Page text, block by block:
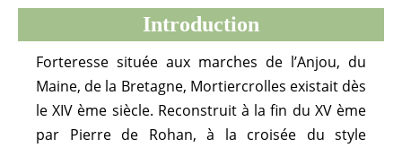
Introduction
Forteresse située aux marches de l’Anjou, du
Maine, de la Bretagne, Mortiercrolles existait dès
le XIV ème siècle. Reconstruit à la fin du XV ème
par Pierre de Rohan, à la croisée du style